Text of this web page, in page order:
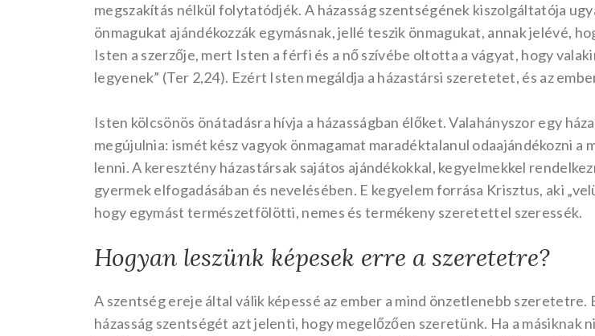
megszakítás nélkül folytatódjék. A házasság szentségének kiszolgáltatója
önmagukat ajándékozzák egymásnak, jellé teszik önmagukat, annak jelévé,
Isten a szerzője, mert Isten a férfi és a nő szívébe oltotta a vágyat, hogy
legyenek” (Ter 2,24). Ezért Isten megáldja a házastársi szeretetet, és az
Isten kölcsönös önátadásra hívja a házasságban élőket. Valahányszor egy
megújulnia: ismét kész vagyok önmagamat maradéktalanul odaajándékozni a
lenni. A keresztény házastársak sajátos ajándékokkal, kegyelmekkel
gyermek elfogadásában és nevelésében. E kegyelem forrása Krisztus, aki
hogy egymást természetfölötti, nemes és termékeny szeretettel szeressék.
Hogyan leszünk képesek erre a szeretetre?
A szentség ereje által válik képessé az ember a mind önzetlenebb szeretetre.
házasság szentségét azt jelenti, hogy megelőzően szeretünk. Ha a másiknak